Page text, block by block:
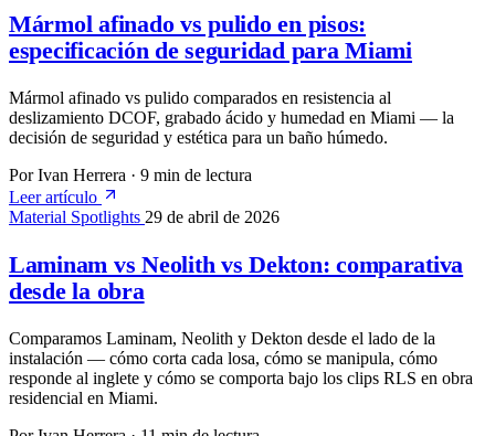
Mármol afinado vs pulido en pisos:
especificación de seguridad para Miami
Mármol afinado vs pulido comparados en resistencia al
deslizamiento DCOF, grabado ácido y humedad en Miami — la
decisión de seguridad y estética para un baño húmedo.
Por Ivan Herrera · 9 min de lectura
Leer artículo
Material Spotlights 29 de abril de 2026
Laminam vs Neolith vs Dekton: comparativa
desde la obra
Comparamos Laminam, Neolith y Dekton desde el lado de la
instalación — cómo corta cada losa, cómo se manipula, cómo
responde al inglete y cómo se comporta bajo los clips RLS en obra
residencial en Miami.